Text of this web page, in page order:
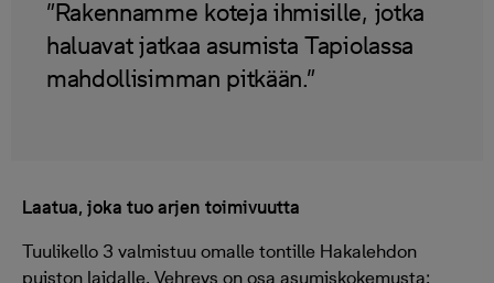
”Rakennamme koteja ihmisille, jotka
haluavat jatkaa asumista Tapiolassa
mahdollisimman pitkään.”
Laatua, joka tuo arjen toimivuutta
Tuulikello 3 valmistuu omalle tontille Hakalehdon
puiston laidalle. Vehreys on osa asumiskokemusta: